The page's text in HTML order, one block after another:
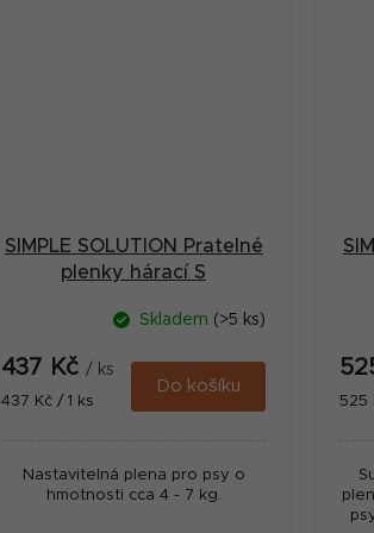
SIMPLE SOLUTION Pratelné
plenky hárací S
Skladem (>5 ks)
437 Kč / ks
Měrná
437 Kč / 1 ks
Do košíku
Nastavitelná plena pro psy o
hmotnosti cca 4 - 7 kg.
525